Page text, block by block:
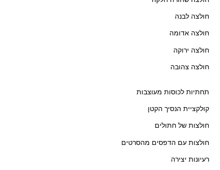
חולצה לבנה
חולצה אדומה
חולצה ירוקה
חולצה צהובה
תחתיות לכוסות מעוצבות
קולקציית הנסיך הקטן
חולצות של חתולים
חולצות עם הדפסים מהסרטים
רעיונות יצירה